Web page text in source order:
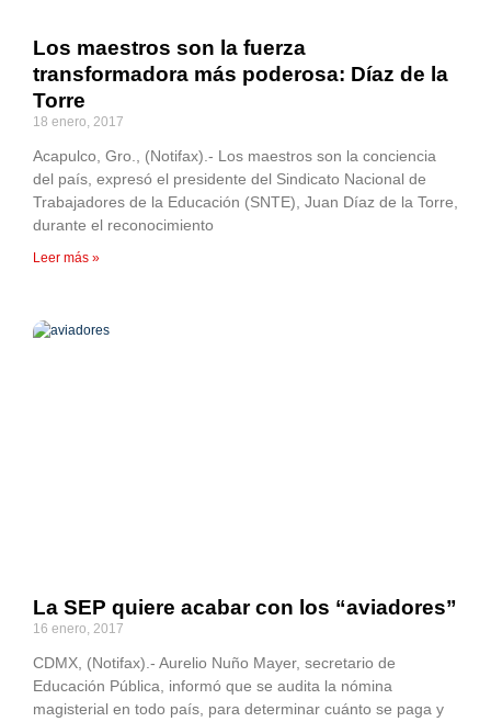
Los maestros son la fuerza
transformadora más poderosa: Díaz de la
Torre
18 enero, 2017
Acapulco, Gro., (Notifax).- Los maestros son la conciencia
del país, expresó el presidente del Sindicato Nacional de
Trabajadores de la Educación (SNTE), Juan Díaz de la Torre,
durante el reconocimiento
Leer más »
La SEP quiere acabar con los “aviadores”
16 enero, 2017
CDMX, (Notifax).- Aurelio Nuño Mayer, secretario de
Educación Pública, informó que se audita la nómina
magisterial en todo país, para determinar cuánto se paga y